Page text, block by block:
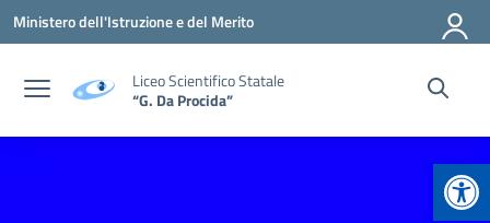
Vai ai contenuti
Vai al menu di navigazione
Vai al footer
Ministero dell'Istruzione e del Merito
Liceo Scientifico Statale
“G. Da Procida”